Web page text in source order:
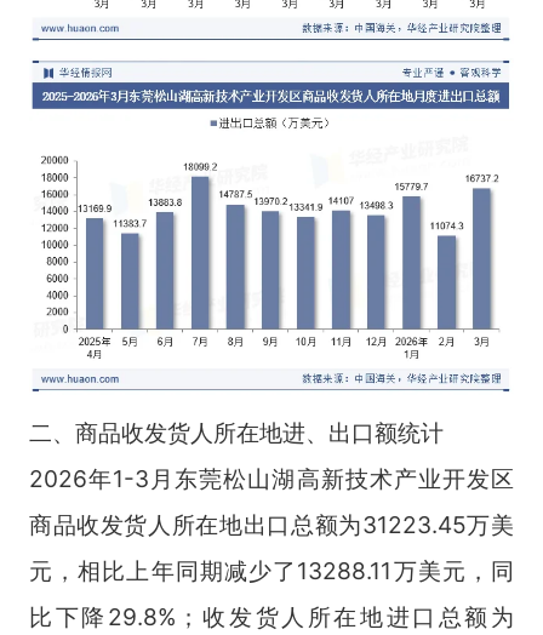
二、商品收发货人所在地进、出口额统计
2026年1-3月东莞松山湖高新技术产业开发区
商品收发货人所在地出口总额为31223.45万美
元，相比上年同期减少了13288.11万美元，同
比下降29.8%；收发货人所在地进口总额为